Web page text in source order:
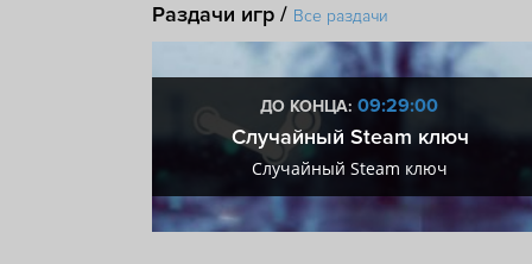
Раздачи игр / Все раздачи
ДО КОНЦА: 09:28:59
Случайный Steam ключ
Случайный Steam ключ